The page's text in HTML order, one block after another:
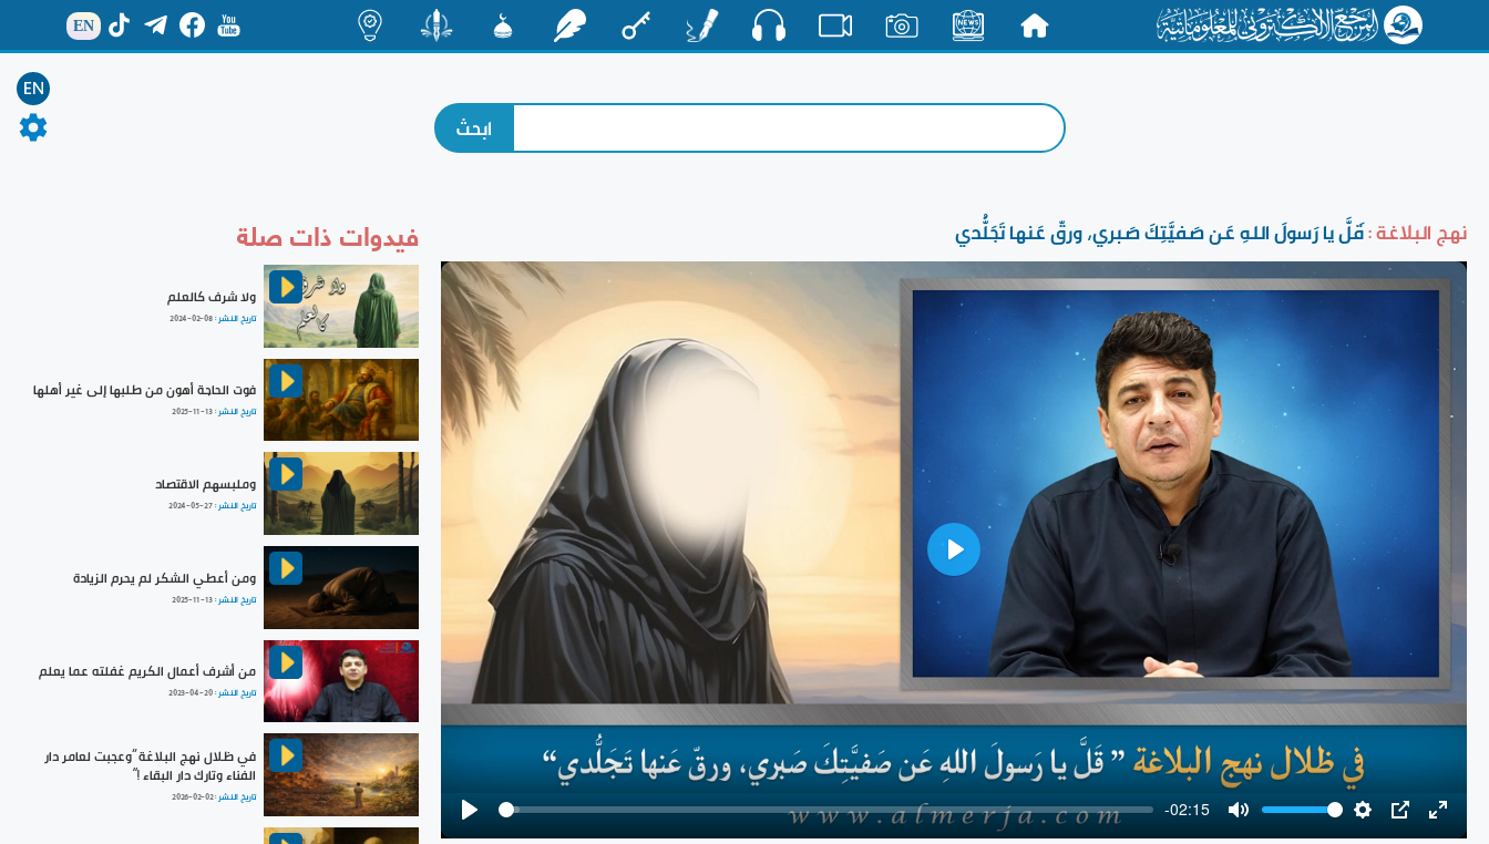
EN
EN
نهج البلاغة :قَلَّ يا رَسولَ اللهِ عَن صَفيَّتِكَ صَبري، ورقّ عَنها تَجَلُّدي
-02:15
Enter
Play
فيدوات ذات صلة
ولا شرف كالعلم
تاريخ النشر :2024-02-08
فوت الحاجة أهون من طلبها إلى غير أهلها
تاريخ النشر :2025-11-13
وملبسهم الاقتصاد
تاريخ النشر :2024-05-27
ومن أعطي الشكر لم يحرم الزيادة
تاريخ النشر :2025-11-13
من أشرف أعمال الكريم غفلته عما يعلم
تاريخ النشر :2023-04-20
في ظلال نهج البلاغة ”وعجبت لعامر دار
الفناء وتارك دار البقاء !“
تاريخ النشر :2026-02-02